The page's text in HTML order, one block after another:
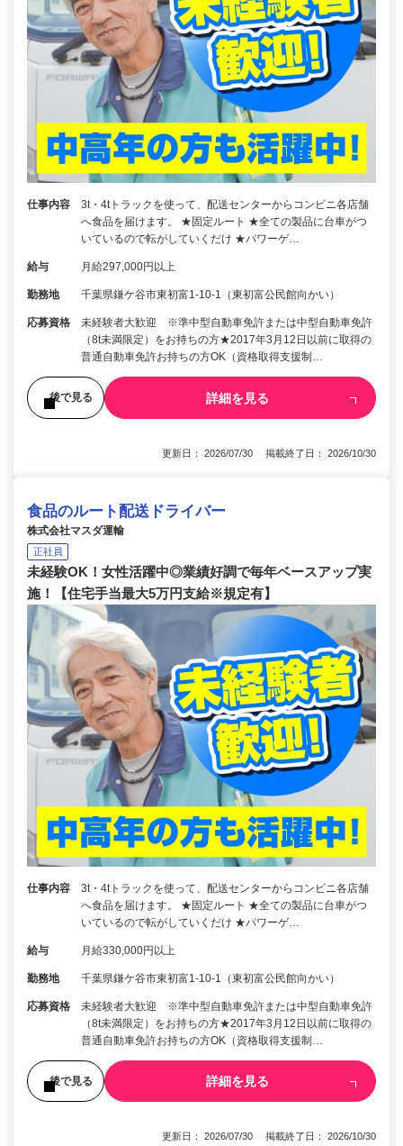
仕事内容
3t・4tトラックを使って、配送センターからコンビニ各店舗
へ食品を届けます。 ★固定ルート ★全ての製品に台車がつ
いているので転がしていくだけ ★パワーゲ…
給与 月給297,000円以上
勤務地 千葉県鎌ケ谷市東初富1-10-1（東初富公民館向かい）
応募資格
未経験者大歓迎 ※準中型自動車免許または中型自動車免許
（8t未満限定）をお持ちの方★2017年3月12日以前に取得の
普通自動車免許お持ちの方OK（資格取得支援制…
後で見る 詳細を見る
更新日： 2026/07/30 掲載終了日： 2026/10/30
食品のルート配送ドライバー
株式会社マスダ運輸
正社員
未経験OK！女性活躍中◎業績好調で毎年ベースアップ実
施！【住宅手当最大5万円支給※規定有】
仕事内容
3t・4tトラックを使って、配送センターからコンビニ各店舗
へ食品を届けます。 ★固定ルート ★全ての製品に台車がつ
いているので転がしていくだけ ★パワーゲ…
給与 月給330,000円以上
勤務地 千葉県鎌ケ谷市東初富1-10-1（東初富公民館向かい）
応募資格
未経験者大歓迎 ※準中型自動車免許または中型自動車免許
（8t未満限定）をお持ちの方★2017年3月12日以前に取得の
普通自動車免許お持ちの方OK（資格取得支援制…
後で見る 詳細を見る
更新日： 2026/07/30 掲載終了日： 2026/10/30